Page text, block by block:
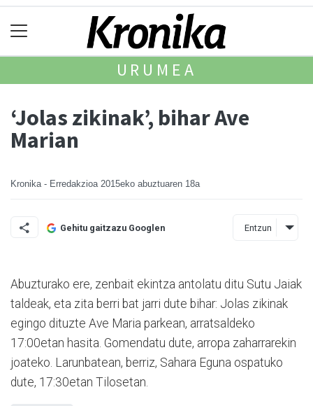
URUMEA
‘Jolas zikinak’, bihar Ave
Marian
Kronika - Erredakzioa 2015eko abuztuaren 18a
Gehitu gaitzazu Googlen Entzun
Abuzturako ere, zenbait ekintza antolatu ditu Sutu Jaiak
taldeak, eta zita berri bat jarri dute bihar: Jolas zikinak
egingo dituzte Ave Maria parkean, arratsaldeko
17:00etan hasita. Gomendatu dute, arropa zaharrarekin
joateko. Larunbatean, berriz, Sahara Eguna ospatuko
dute, 17:30etan Tilosetan.